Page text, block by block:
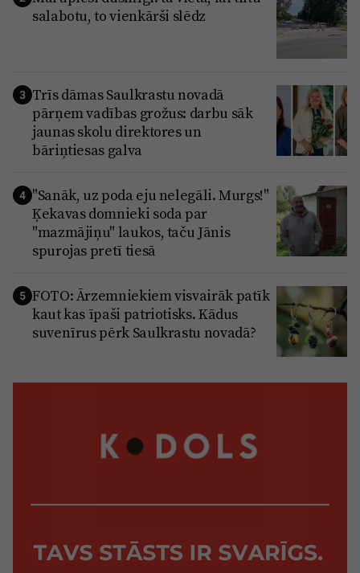
salabotu, to vienkārši slēdz
3 Trīs dāmas Saulkrastu novadā
pārņem vadības grožus: darbu sāk
jaunas skolu direktores un
bāriņtiesas galva
4 "Sanāk, uz poda eju nelegāli. Murgs!"
Ķekavas domnieki soda par
"mazmājiņu" laukos, taču Jānis
spurojas pretī tiesā
5 FOTO: Ārzemniekiem visvairāk patīk
kaut kas īpaši patriotisks. Kādus
suvenīrus pērk Saulkrastu novadā?